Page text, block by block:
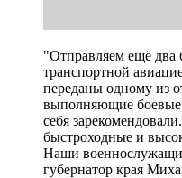
"Отправляем ещё два
транспортной
переданы одному из
выполняющие боевые
себя
быстроходные и
Наши
губернатор края